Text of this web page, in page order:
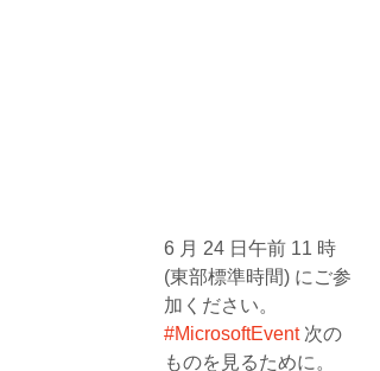
6 月 24 日午前 11 時
(東部標準時間) にご参
加ください。
#MicrosoftEvent 次の
ものを見るために。